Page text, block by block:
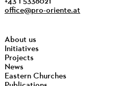
office@pro-oriente.at
About us
Initiatives
Projects
News
Eastern Churches